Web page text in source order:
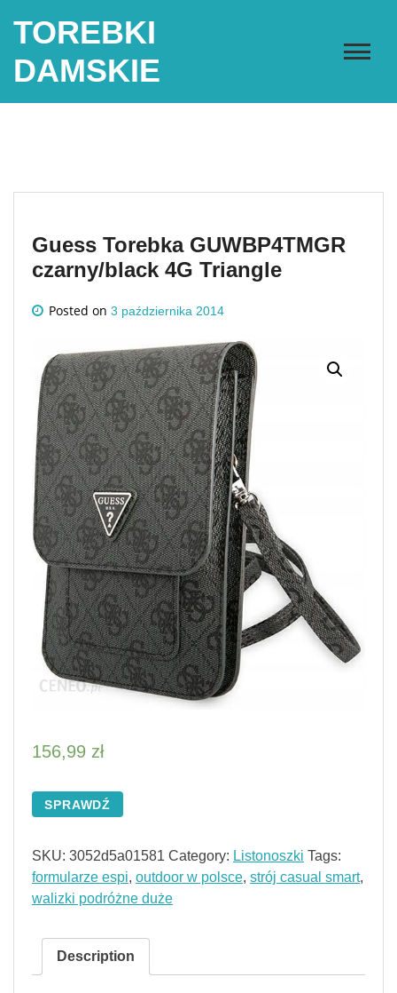
TOREBKI
DAMSKIE
Guess Torebka GUWBP4TMGR
czarny/black 4G Triangle
Posted on 3 października 2014
156,99 zł
SPRAWDŹ
SKU: 3052d5a01581 Category: Listonoszki Tags:
formularze espi, outdoor w polsce, strój casual smart,
walizki podróżne duże
Description